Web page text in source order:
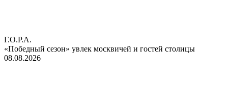
Г.О.Р.А.
«Победный сезон» увлек москвичей и гостей столицы
08.08.2026